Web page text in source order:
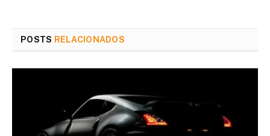
POSTS RELACIONADOS